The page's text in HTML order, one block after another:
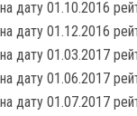
на дату 01.10.2016
на дату 01.12.2016
на дату 01.03.2017
на дату 01.06.2017
на дату 01.07.2017